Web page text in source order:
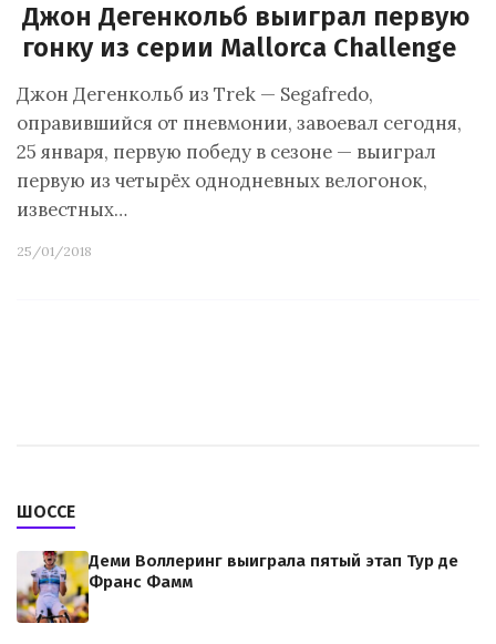
Джон Дегенкольб выиграл первую
гонку из серии Mallorca Challenge
Джон Дегенкольб из Trek — Segafredo,
оправившийся от пневмонии, завоевал сегодня,
25 января, первую победу в сезоне — выиграл
первую из четырёх однодневных велогонок,
известных…
25/01/2018
ШОССЕ
Деми Воллеринг выиграла пятый этап Тур де
Франс Фамм